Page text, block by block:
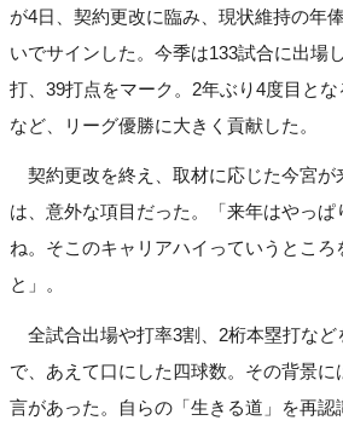
が4日、契約更改に臨み、現状維持の年
いでサインした。今季は133試合に出場
打、39打点をマーク。2年ぶり4度目とな
など、リーグ優勝に大きく貢献した。
契約更改を終え、取材に応じた今宮が
は、意外な項目だった。「来年はやっ
ね。そこのキャリアハイっていうところ
と」。
全試合出場や打率3割、2桁本塁打など
で、あえて口にした四球数。その背景に
言があった。自らの「生きる道」を再認